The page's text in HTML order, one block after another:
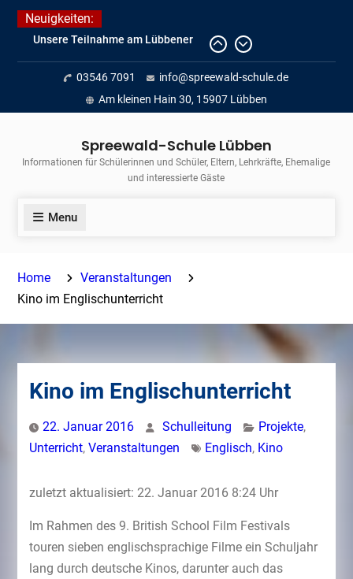
Skip
Neuigkeiten:
Fortführung des verkürzten
Unterrichts aufgrund der hohen
Temperaturen (22.06. bis
voraussichtlich zum 26.06.2026)
Journalismus hautnah
Insellauf 2026
03546 7091
info@spreewald-schule.de
Am kleinen Hain 30, 15907 Lübben
Spreewald-Schule Lübben
Informationen für Schülerinnen und Schüler, Eltern, Lehrkräfte, Ehemalige
und interessierte Gäste
Menu
Home
Veranstaltungen
Kino im Englischunterricht
Kino im Englischunterricht
22. Januar 2016 Schulleitung Projekte,
Unterricht, Veranstaltungen Englisch, Kino
zuletzt aktualisiert: 22. Januar 2016 8:24 Uhr
Im Rahmen des 9. British School Film Festivals
touren sieben englischsprachige Filme ein Schuljahr
lang durch deutsche Kinos, darunter auch das